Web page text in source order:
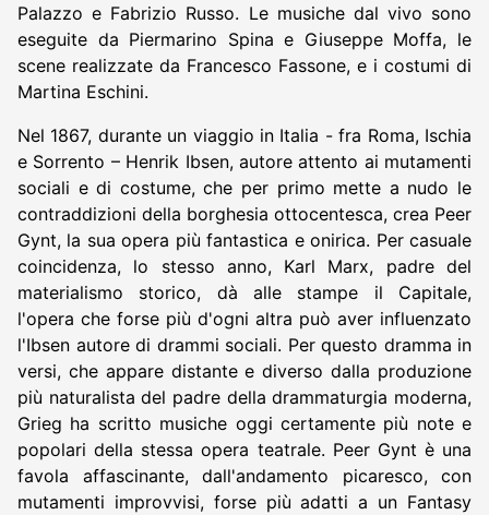
Palazzo e Fabrizio Russo. Le musiche dal vivo sono
eseguite da Piermarino Spina e Giuseppe Moffa, le
scene realizzate da Francesco Fassone, e i costumi di
Martina Eschini.
Nel 1867, durante un viaggio in Italia - fra Roma, Ischia
e Sorrento – Henrik Ibsen, autore attento ai mutamenti
sociali e di costume, che per primo mette a nudo le
contraddizioni della borghesia ottocentesca, crea Peer
Gynt, la sua opera più fantastica e onirica. Per casuale
coincidenza, lo stesso anno, Karl Marx, padre del
materialismo storico, dà alle stampe il Capitale,
l'opera che forse più d'ogni altra può aver influenzato
l'Ibsen autore di drammi sociali. Per questo dramma in
versi, che appare distante e diverso dalla produzione
più naturalista del padre della drammaturgia moderna,
Grieg ha scritto musiche oggi certamente più note e
popolari della stessa opera teatrale. Peer Gynt è una
favola affascinante, dall'andamento picaresco, con
mutamenti improvvisi, forse più adatti a un Fantasy